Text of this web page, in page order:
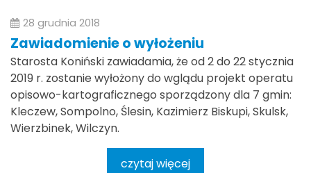
28 grudnia 2018
Zawiadomienie o wyłożeniu
Starosta Koniński zawiadamia, że od 2 do 22 stycznia
2019 r. zostanie wyłożony do wglądu projekt operatu
opisowo-kartograficznego sporządzony dla 7 gmin:
Kleczew, Sompolno, Ślesin, Kazimierz Biskupi, Skulsk,
Wierzbinek, Wilczyn.
czytaj więcej